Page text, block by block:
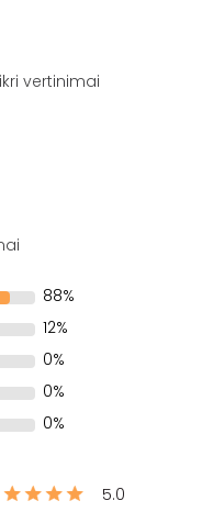
vertinimai
88%
12%
0%
0%
0%
5.0